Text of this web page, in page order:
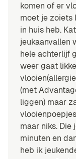
komen of er
moet je zoiets
in huis heb.
jeukaanvallen
hele achterlijf
weer gaat
(met
liggen) maar
maar niks. Die
minuten en
heb ik